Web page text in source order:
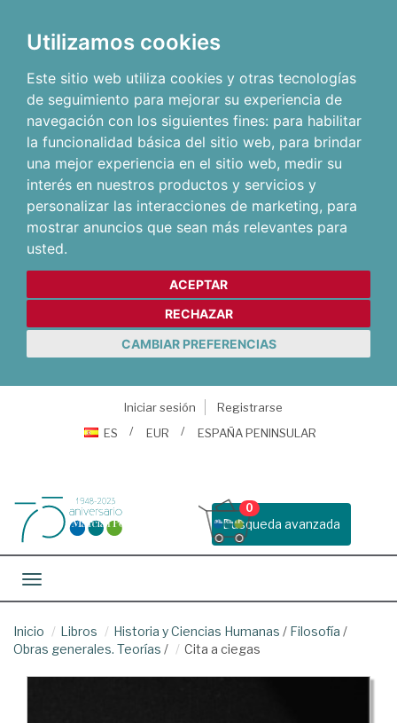
Utilizamos cookies
Este sitio web utiliza cookies y otras tecnologías
de seguimiento para mejorar su experiencia de
navegación con los siguientes fines: para habilitar
la funcionalidad básica del sitio web, para brindar
una mejor experiencia en el sitio web, medir su
interés en nuestros productos y servicios y
personalizar las interacciones de marketing, para
mostrar anuncios que sean más relevantes para
usted.
ACEPTAR
RECHAZAR
CAMBIAR PREFERENCIAS
Iniciar sesión
Registrarse
ES
EUR ESPAÑA PENINSULAR
Busqueda avanzada
0
Toggle navigation
Inicio Libros Historia y Ciencias Humanas / Filosofía /
Obras generales. Teorías / Cita a ciegas